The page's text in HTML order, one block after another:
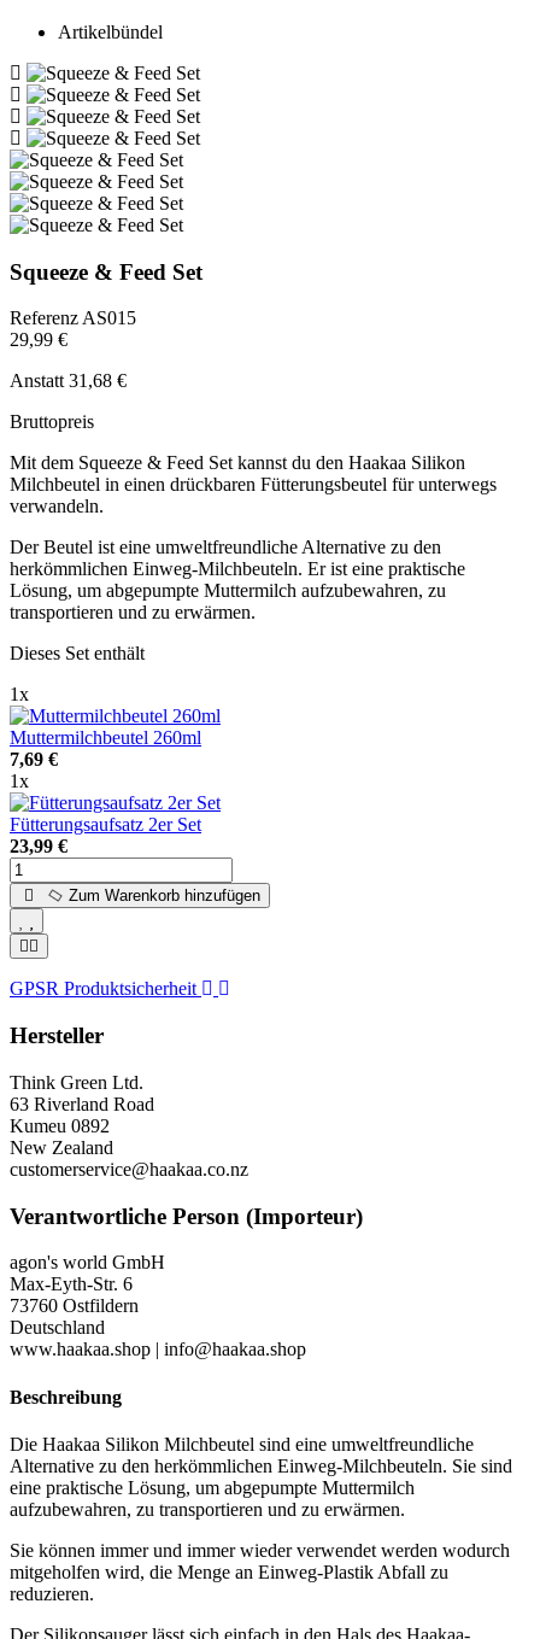
Artikelbündel
Squeeze & Feed Set
Referenz AS015
29,99 €
Anstatt 31,68 €
Bruttopreis
Mit dem Squeeze & Feed Set kannst du den Haakaa Silikon
Milchbeutel in einen drückbaren Fütterungsbeutel für unterwegs
verwandeln.
Der Beutel ist eine umweltfreundliche Alternative zu den
herkömmlichen Einweg-Milchbeuteln. Er ist eine praktische
Lösung, um abgepumpte Muttermilch aufzubewahren, zu
transportieren und zu erwärmen.
Dieses Set enthält
1x
Muttermilchbeutel 260ml
7,69 €
1x
Fütterungsaufsatz 2er Set
23,99 €
Zum Warenkorb hinzufügen
GPSR Produktsicherheit
Hersteller
Think Green Ltd.
63 Riverland Road
Kumeu 0892
New Zealand
customerservice@haakaa.co.nz
Verantwortliche Person (Importeur)
agon's world GmbH
Max-Eyth-Str. 6
73760 Ostfildern
Deutschland
www.haakaa.shop | info@haakaa.shop
Beschreibung
Die Haakaa Silikon Milchbeutel sind eine umweltfreundliche
Alternative zu den herkömmlichen Einweg-Milchbeuteln. Sie sind
eine praktische Lösung, um abgepumpte Muttermilch
aufzubewahren, zu transportieren und zu erwärmen.
Sie können immer und immer wieder verwendet werden wodurch
mitgeholfen wird, die Menge an Einweg-Plastik Abfall zu
reduzieren.
Der Silikonsauger lässt sich einfach in den Hals des Haakaa-